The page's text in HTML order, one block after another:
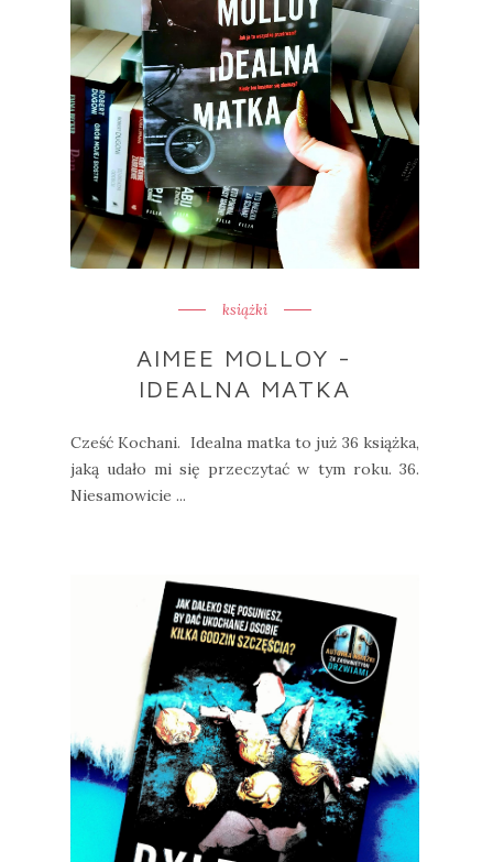
książki
AIMEE MOLLOY -
IDEALNA MATKA
Cześć Kochani. Idealna matka to już 36 książka,
jaką udało mi się przeczytać w tym roku. 36.
Niesamowicie ...